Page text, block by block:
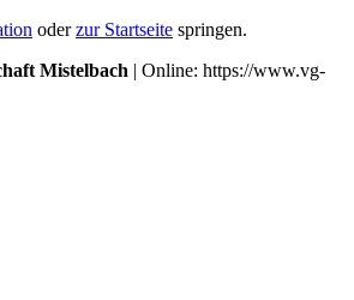
oderzur Startseite springen.
Mistelbach | Online: https://www.vg-